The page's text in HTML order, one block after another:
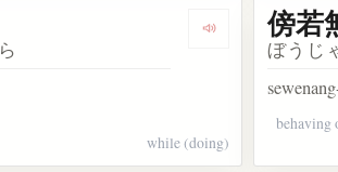
脇見 Dengarkan
while (doing)
傍若
ぼうじ
behaving